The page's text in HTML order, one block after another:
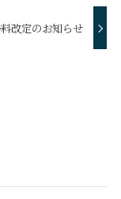
改定のお知らせ